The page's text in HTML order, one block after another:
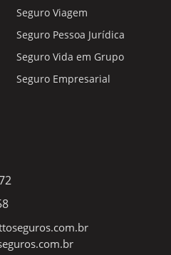
Seguro Viagem
Seguro Pessoa Jurídica
Seguro Vida em Grupo
Seguro Empresarial